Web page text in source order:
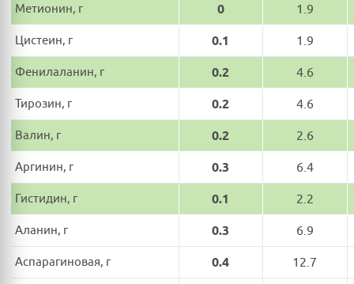
Метионин, г 0 1.9
Цистеин, г 0.1 1.9
Фенилаланин, г 0.2 4.6
Тирозин, г 0.2 4.6
Валин, г 0.2 2.6
Аргинин, г 0.3 6.4
Гистидин, г 0.1 2.2
Аланин, г 0.3 6.9
Аспарагиновая, г 0.4 12.7